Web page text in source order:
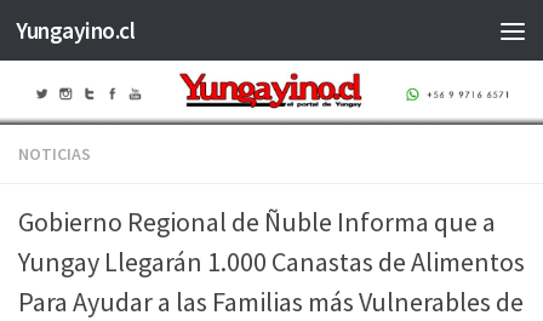
Saltar al contenido
Yungayino.cl
NOTICIAS
Gobierno Regional de Ñuble Informa que a
Yungay Llegarán 1.000 Canastas de Alimentos
Para Ayudar a las Familias más Vulnerables de